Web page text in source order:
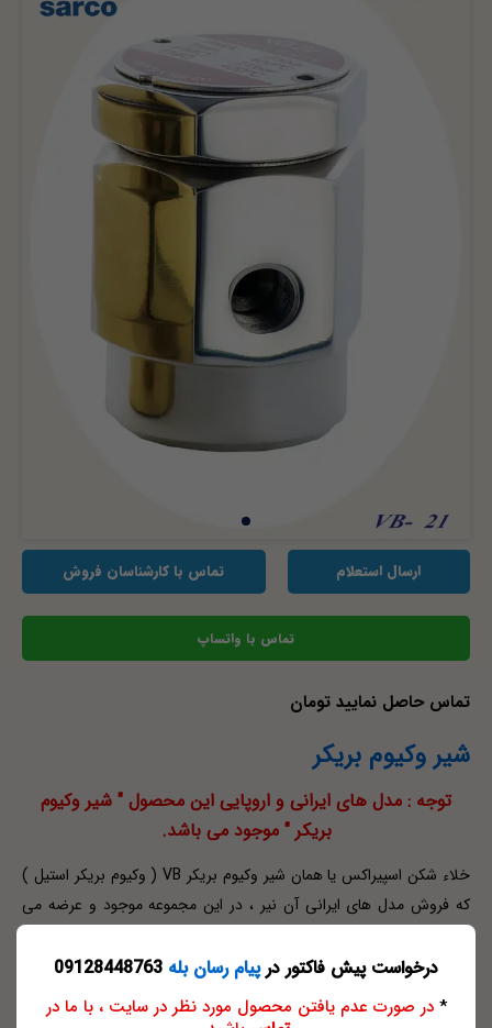
ارسال استعلام تماس با کارشناسان فروش
تماس با واتساپ
تماس حاصل نمایید تومان
شیر وکیوم بریکر
توجه : مدل های ایرانی و اروپایی این محصول " شیر وکیوم
بریکر " موجود می باشد.
خلاء شکن اسپیراکس یا همان شیر وکیوم بریکر VB ( وکیوم بریکر استیل )
که فروش مدل های ایرانی آن نیر ، در این مجموعه موجود و عرضه می
استیل ، در فشار نامی PN25 و اتصال دنده ای NPT سایز 1/2" و دمای
درخواست پیش فاکتور درپیام رسان بله
*در صورت عدم یافتن محصول مورد نظر در سایت ، با ما در